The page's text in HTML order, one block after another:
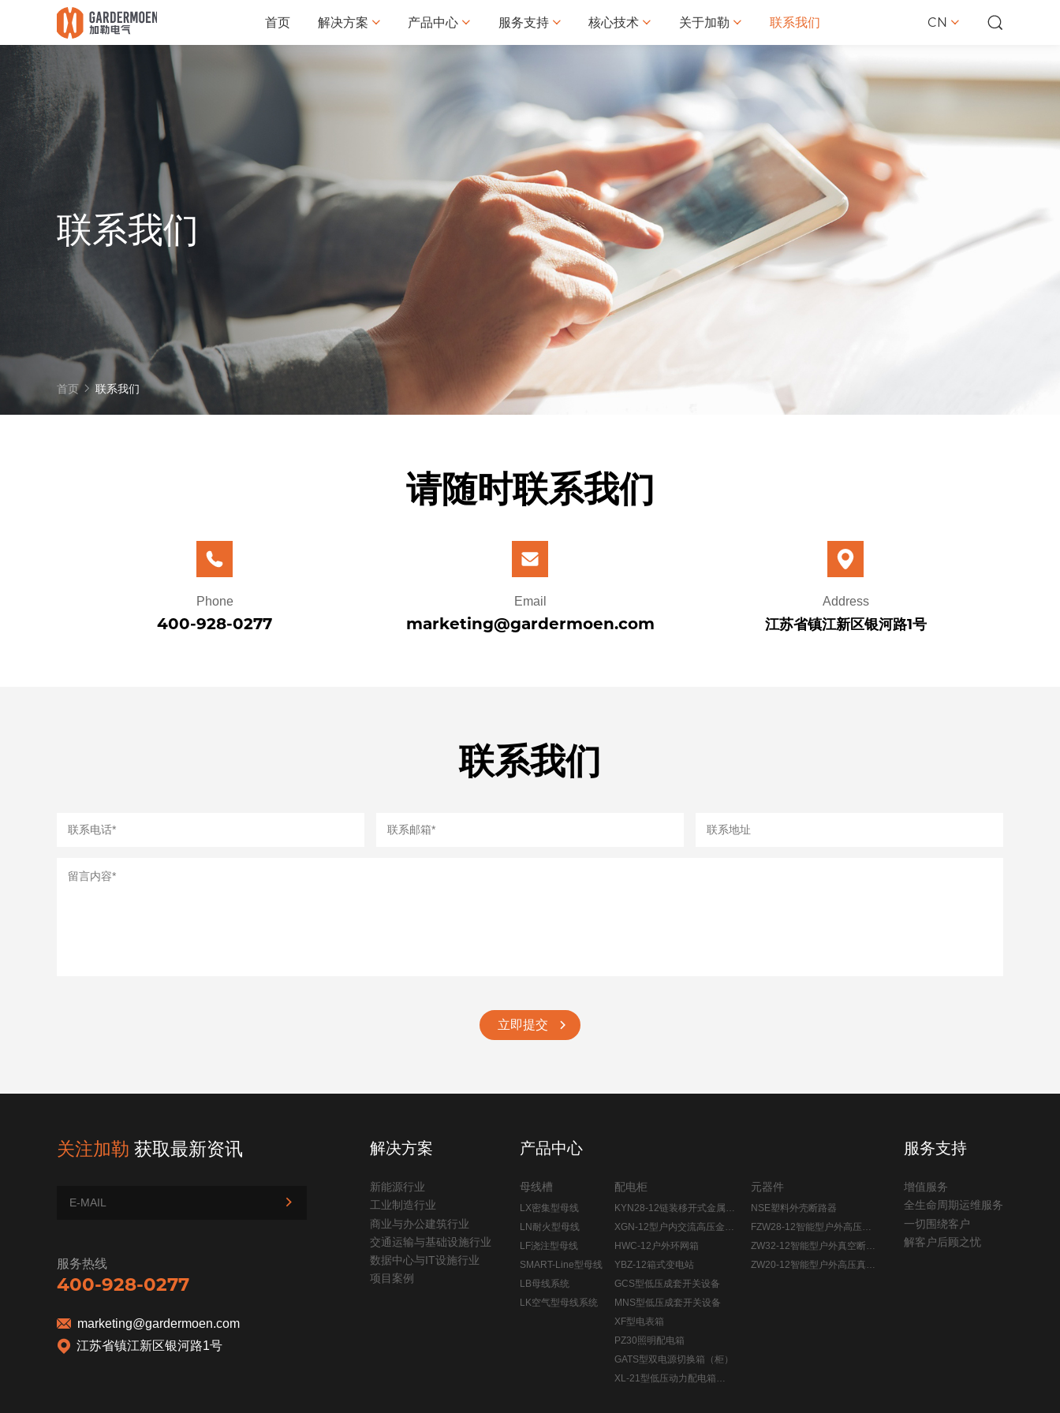
首页 解决方案 产品中心 服务支持 核心技术 关于加勒 联系我们 CN
联系我们
首页 联系我们
请随时联系我们
Phone
400-928-0277
Email
marketing@gardermoen.com
Address
江苏省镇江新区银河路1号
联系我们
立即提交
关注加勒 获取最新资讯
服务热线
400-928-0277
marketing@gardermoen.com
江苏省镇江新区银河路1号
解决方案
新能源行业
工业制造行业
商业与办公建筑行业
交通运输与基础设施行业
数据中心与IT设施行业
项目案例
产品中心
母线槽
LX密集型母线
LN耐火型母线
LF浇注型母线
SMART-Line型母线
LB母线系统
LK空气型母线系统
配电柜
KYN28-12链装移开式金属封
闭开关设备
XGN-12型户内交流高压金属
封闭开关设备
HWC-12户外环网箱
YBZ-12箱式变电站
GCS型低压成套开关设备
MNS型低压成套开关设备
XF型电表箱
PZ30照明配电箱
GATS型双电源切换箱（柜）
XL-21型低压动力配电箱
元器件
NSE塑料外壳断路器
FZW28-12智能型户外高压真
空负荷开关
ZW32-12智能型户外真空断路
器
ZW20-12智能型户外高压真空
服务支持
增值服务
全生命周期运维服务
一切围绕客户
解客户后顾之忧